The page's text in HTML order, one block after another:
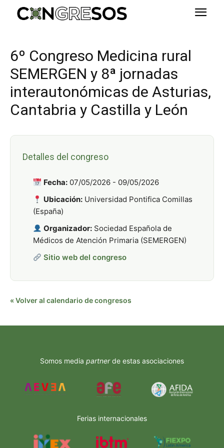
6º Congreso Medicina rural
SEMERGEN y 8ª jornadas
interautonómicas de Asturias,
Cantabria y Castilla y León
Detalles del congreso
Fecha: 07/05/2026 - 09/05/2026
Ubicación: Universidad Pontifica Comillas
(España)
Organizador: Sociedad Española de
Médicos de Atención Primaria (SEMERGEN)
Sitio web del congreso
« Volver al calendario de congresos
Somos media partnerde estas asociaciones
Ferias internacionales